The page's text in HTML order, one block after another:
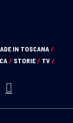
IN TOSCANA/
/ STORIE/ TV /